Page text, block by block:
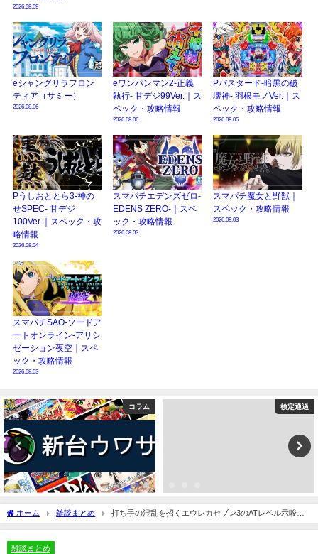
2026.08.09
eシャングリラフロン
ティア（サミー）
2026.08.06
eワンパンマン2-正義
執行- 甘デジ99Ver.｜ス
ペック・攻略情報
2026.08.06
Pバスタード-暗黒の破
壊神- 羽根モノVer.｜ス
ペック・攻略情報
2026.08.05
Pうしおととら3-神の
せSPEC- 甘デジ
100Ver.｜スペック・攻
略情報
2026.08.04
スマパチエデンズゼロ-
EDENS ZERO-｜スペ
ック・攻略情報
2026.08.03
スマパチ魔女と野獣｜
スペック・攻略情報
2026.08.03
スマパチSAO-ソードア
ートオンライン-アリシ
ゼーション夜空｜スペ
ック・攻略情報
2026.08.03
コラム 検定通過
ホーム 雑談まとめ
打ち手の混乱を招くエウレカセブン3のATレベル示唆演
出
雑談まとめ